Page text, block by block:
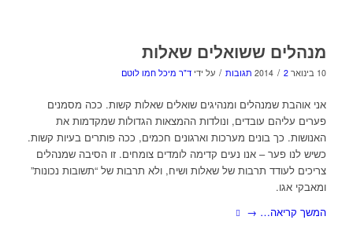
מנהלים ששואלים שאלות
10 בינואר 2014 / 2 תגובות / על ידי ד"ר מיכל חמו לוטם
אני אוהבת שמנהלים ומנהיגים שואלים שאלות קשות. ככה מסמנים
פערים עליהם עובדים, ונולדות ההמצאות הגדולות שמקדמות את
האנושות. כך בונים מערכות וארגונים חכמים, ככה פותרים בעיות קשות.
כשיש לנו פער – אנו נעים קדימה לומדים צומחים. זו הסיבה שמנהלים
צריכים לעודד תרבות של שאלות ושיח, ולא תרבות של “תשובות נכונות”
ומאבקי אגו.
המשך קריאה… →